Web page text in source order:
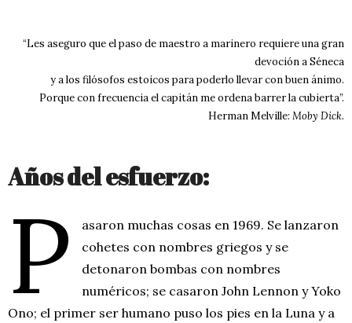
“Les aseguro que el paso de maestro a marinero requiere una gran
devoción a Séneca
y a los filósofos estoicos para poderlo llevar con buen ánimo.
Porque con frecuencia el capitán me ordena barrer la cubierta”.
Herman Melville: Moby Dick.
Años del esfuerzo:
P
asaron muchas cosas en 1969. Se lanzaron
cohetes con nombres griegos y se
detonaron bombas con nombres
numéricos; se casaron John Lennon y Yoko
Ono; el primer ser humano puso los pies en la Luna y a